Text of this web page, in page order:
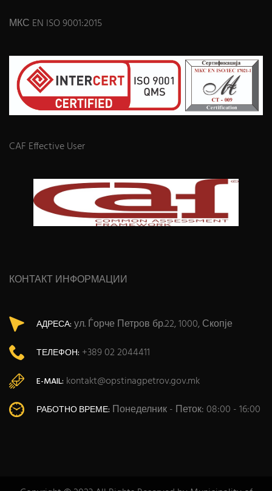
МКС EN ISO 9001:2015
CAF Effective User
КОНТАКТ ИНФОРМАЦИИ
АДРЕСА: ул. Ѓорче Петров бр.22, 1000, Скопје
ТЕЛЕФОН: +389 02 2044411
E-MAIL: kontakt@opstinagpetrov.gov.mk
РАБОТНО ВРЕМЕ: Понеделник - Петок: 08:00 - 16:00